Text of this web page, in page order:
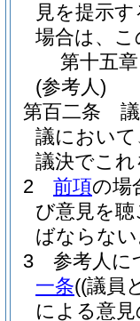
見を提示
場合は、
第十五章
(参考人)
第百二条
議におい
議決でこ
2
前項の場
び意見を
ばならな
3
参考人に
一条((議員
による意